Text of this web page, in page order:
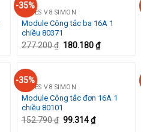
-35%
Add to
SERIES V8 SIMON
Module Công tắc ba 16A 1
chiều 80371
277.200₫ 180.180₫
-35%
Add to
SERIES V8 SIMON
Module Công tắc đơn 16A 1
chiều 80101
152.790₫ 99.314₫